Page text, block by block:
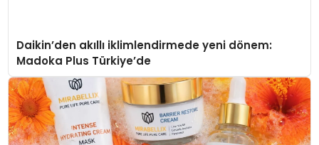
Daikin’den akıllı iklimlendirmede yeni dönem:
Madoka Plus Türkiye’de